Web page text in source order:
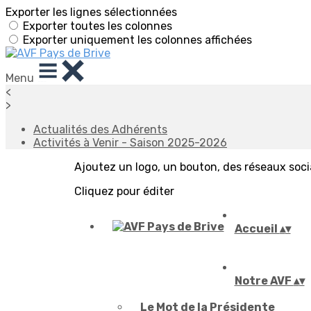
Exporter les lignes sélectionnées
Exporter toutes les colonnes
Exporter uniquement les colonnes affichées
Menu
<
>
Actualités des Adhérents
Activités à Venir - Saison 2025-2026
Ajoutez un logo, un bouton, des réseaux
Cliquez pour éditer
Accueil ▴▾
Notre AVF ▴▾
Le Mot de la Présidente